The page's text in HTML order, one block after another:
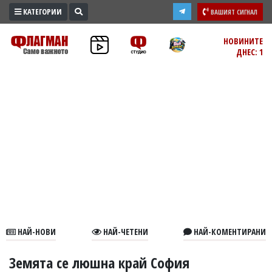
ПРОМО
ЗОНА
В
КАТЕГОРИИ ВАШИЯТ СИГНАЛ
НОВИНИТЕ
ДНЕС: 1
НАЙ-НОВИ НАЙ-ЧЕТЕНИ НАЙ-КОМЕНТИРАНИ
Земята се люшна край София